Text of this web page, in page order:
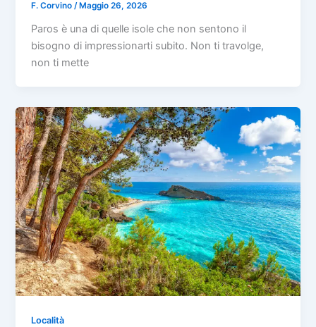
F. Corvino/ Maggio 26, 2026
Paros è una di quelle isole che non sentono il
bisogno di impressionarti subito. Non ti travolge,
non ti mette
Località